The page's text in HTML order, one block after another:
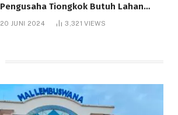
Pengusaha Tiongkok Butuh Lahan
20 JUNI 2024 3,321VIEWS